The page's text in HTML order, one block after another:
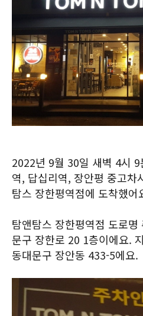
2022년 9월 30일 새벽 4시
역, 답십리역, 장안평 중고차
탐스 장한평역점에 도착했어
탐앤탐스 장한평역점 도로
문구 장한로 20 1층이에요.
동대문구 장안동 433-5에요.